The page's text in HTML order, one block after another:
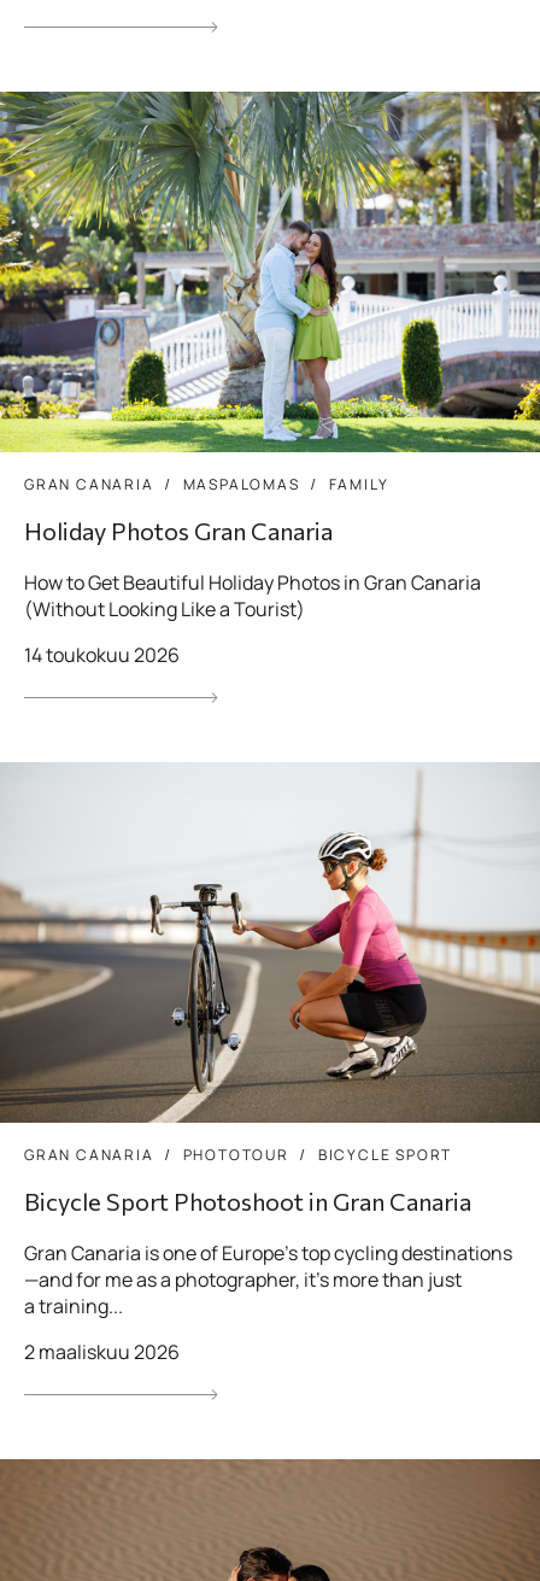
GRAN CANARIA MASPALOMAS FAMILY
Holiday Photos Gran Canaria
How to Get Beautiful Holiday Photos in Gran Canaria
(Without Looking Like a Tourist)
14 toukokuu 2026
GRAN CANARIA PHOTOTOUR BICYCLE SPORT
Bicycle Sport Photoshoot in Gran Canaria
Gran Canaria is one of Europe’s top cycling destinations
—and for me as a photographer, it’s more than just
a training...
2 maaliskuu 2026